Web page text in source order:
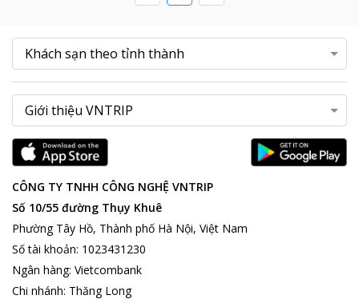
CÔNG TY TNHH CÔNG NGHỆ VNTRIP
Số 10/55 đường Thụy Khuê
Phường Tây Hồ, Thành phố Hà Nội, Việt Nam
Số tài khoản: 1023431230
Ngân hàng: Vietcombank
Chi nhánh: Thăng Long